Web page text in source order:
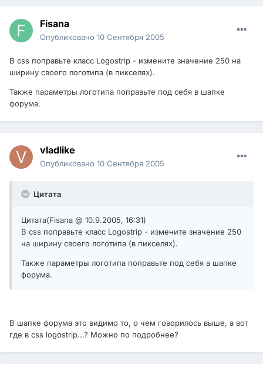
Fisana
Опубликовано 10 Сентября 2005
В css поправьте класс Logostrip - измените значение 250 на
ширину своего логотипа (в пикселях).
Также параметры логотипа поправьте под себя в шапке
форума.
vladlike
Опубликовано 10 Сентября 2005
Цитата
Цитата(Fisana @ 10.9.2005, 16:31)
В css поправьте класс Logostrip - измените значение 250
на ширину своего логотипа (в пикселях).
Также параметры логотипа поправьте под себя в шапке
форума.
В шапке форума это видимо то, о чем говорилось выше, а вот
где в css logostrip...? Можно по подробнее?